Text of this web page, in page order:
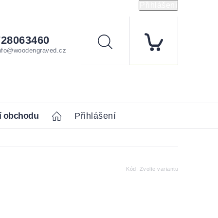
Hledat
obchodu Home Přihlášení
Kód: Zvolte variantu